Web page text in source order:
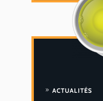
ACTUALITÉS